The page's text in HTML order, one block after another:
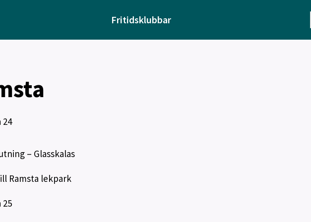
Fritidsklubbar
24
– Glasskalas
Ramsta lekpark
25